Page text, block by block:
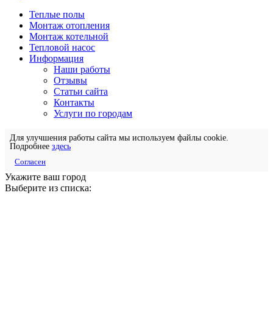
Теплые полы
Монтаж отопления
Монтаж котельной
Тепловой насос
Информация
Наши работы
Отзывы
Статьи сайта
Контакты
Услуги по городам
Для улучшения работы сайта мы используем файлы cookie.
Подробнее здесь
Согласен
Укажите ваш город
Выберите из списка: